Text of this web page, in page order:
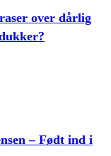
over dårlig
– Født ind i